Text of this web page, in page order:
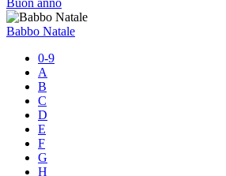
Babbo Natale
0-9
A
B
C
D
E
F
G
H